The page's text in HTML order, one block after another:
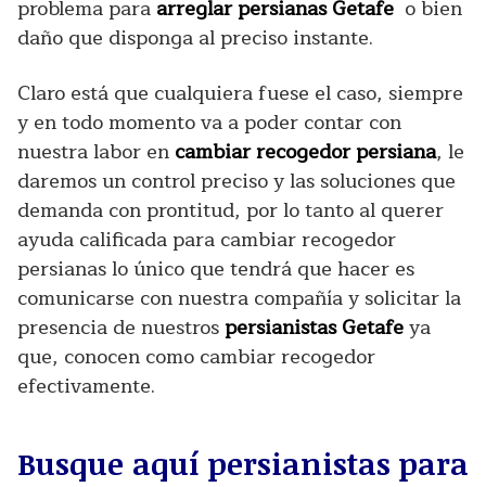
problema para arreglar persianas Getafe o bien
daño que disponga al preciso instante.
Claro está que cualquiera fuese el caso, siempre
y en todo momento va a poder contar con
nuestra labor en cambiar recogedor persiana, le
daremos un control preciso y las soluciones que
demanda con prontitud, por lo tanto al querer
ayuda calificada para cambiar recogedor
persianas lo único que tendrá que hacer es
comunicarse con nuestra compañía y solicitar la
presencia de nuestrospersianistas Getafeya
que, conocen como cambiar recogedor
efectivamente.
Busque aquí persianistas para